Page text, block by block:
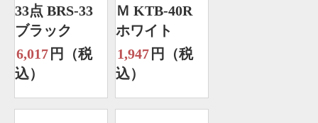
33点 BRS-33
ブラック
6,017 円（税
込）
Ｍ KTB-40R
ホワイト
1,947 円（税
込）